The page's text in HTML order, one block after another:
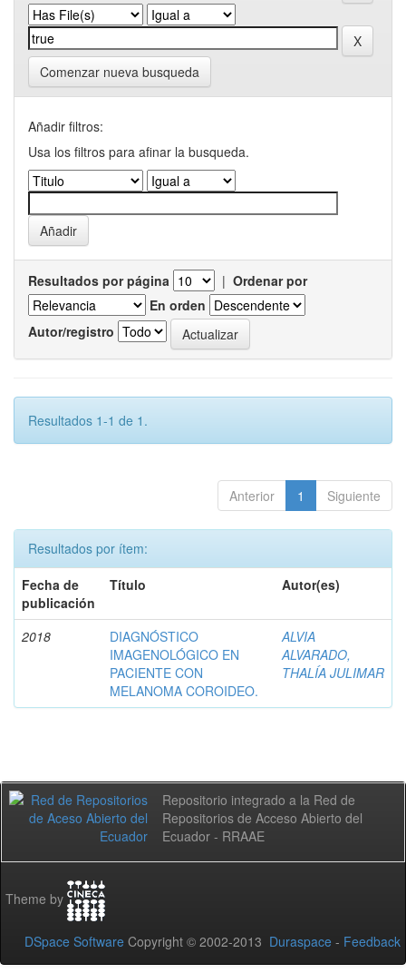
Comenzar nueva busqueda
Añadir filtros:
Usa los filtros para afinar la busqueda.
Resultados por página | Ordenar por
En orden
Autor/registro
Resultados 1-1 de 1.
Anterior 1 Siguiente
Resultados por ítem:
Fecha de
publicación
Título Autor(es)
2018
DIAGNÓSTICO
IMAGENOLÓGICO EN
PACIENTE CON
MELANOMA COROIDEO.
ALVIA
ALVARADO,
THALÍA JULIMAR
Repositorio integrado a la Red de
Repositorios de Acceso Abierto del
Ecuador - RRAAE
Theme by
DSpace Software Copyright © 2002-2013 Duraspace - Feedback